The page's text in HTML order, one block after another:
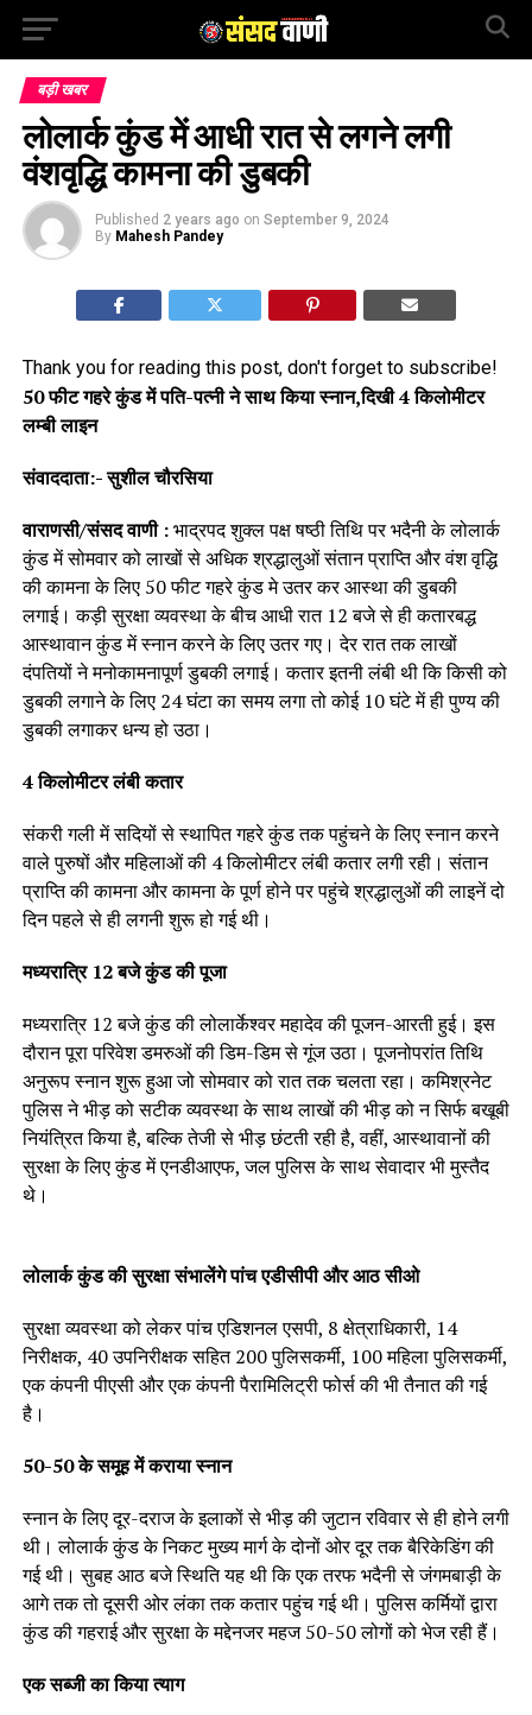
बड़ी खबर
लोलार्क कुंड में आधी रात से लगने लगी
वंशवृद्धि कामना की डुबकी
Published 2 years ago on September 9, 2024
By Mahesh Pandey
Thank you for reading this post, don't forget to subscribe!
50 फीट गहरे कुंड में पति-पत्नी ने साथ किया स्नान,दिखी 4 किलोमीटर
लम्बी लाइन
संवाददाता:- सुशील चौरसिया
वाराणसी/संसद वाणी :भाद्रपद शुक्ल पक्ष षष्ठी तिथि पर भदैनी के लोलार्क
कुंड में सोमवार को लाखों से अधिक श्रद्धालुओं संतान प्राप्ति और वंश वृद्धि
की कामना के लिए 50 फीट गहरे कुंड मे उतर कर आस्था की डुबकी
लगाई। कड़ी सुरक्षा व्यवस्था के बीच आधी रात 12 बजे से ही कतारबद्ध
आस्थावान कुंड में स्नान करने के लिए उतर गए। देर रात तक लाखों
दंपतियों ने मनोकामनापूर्ण डुबकी लगाई। कतार इतनी लंबी थी कि किसी को
डुबकी लगाने के लिए 24 घंटा का समय लगा तो कोई 10 घंटे में ही पुण्य की
डुबकी लगाकर धन्य हो उठा।
4 किलोमीटर लंबी कतार
संकरी गली में सदियों से स्थापित गहरे कुंड तक पहुंचने के लिए स्नान करने
वाले पुरुषों और महिलाओं की 4 किलोमीटर लंबी कतार लगी रही। संतान
प्राप्ति की कामना और कामना के पूर्ण होने पर पहुंचे श्रद्धालुओं की लाइनें दो
दिन पहले से ही लगनी शुरू हो गई थी।
मध्यरात्रि 12 बजे कुंड की पूजा
मध्यरात्रि 12 बजे कुंड की लोलार्केश्वर महादेव की पूजन-आरती हुई। इस
दौरान पूरा परिवेश डमरुओं की डिम-डिम से गूंज उठा। पूजनोपरांत तिथि
अनुरूप स्नान शुरू हुआ जो सोमवार को रात तक चलता रहा। कमिश्रनेट
पुलिस ने भीड़ को सटीक व्यवस्था के साथ लाखों की भीड़ को न सिर्फ बखूबी
नियंत्रित किया है, बल्कि तेजी से भीड़ छंटती रही है, वहीं, आस्थावानों की
सुरक्षा के लिए कुंड में एनडीआएफ, जल पुलिस के साथ सेवादार भी मुस्तैद
थे।
लोलार्क कुंड की सुरक्षा संभालेंगे पांच एडीसीपी और आठ सीओ
सुरक्षा व्यवस्था को लेकर पांच एडिशनल एसपी, 8 क्षेत्राधिकारी, 14
निरीक्षक, 40 उपनिरीक्षक सहित 200 पुलिसकर्मी, 100 महिला पुलिसकर्मी,
एक कंपनी पीएसी और एक कंपनी पैरामिलिट्री फोर्स की भी तैनात की गई
है।
50-50 के समूह में कराया स्नान
स्नान के लिए दूर-दराज के इलाकों से भीड़ की जुटान रविवार से ही होने लगी
थी। लोलार्क कुंड के निकट मुख्य मार्ग के दोनों ओर दूर तक बैरिकेडिंग की
गई थी। सुबह आठ बजे स्थिति यह थी कि एक तरफ भदैनी से जंगमबाड़ी के
आगे तक तो दूसरी ओर लंका तक कतार पहुंच गई थी। पुलिस कर्मियों द्वारा
कुंड की गहराई और सुरक्षा के मद्देनजर महज 50-50 लोगों को भेज रही हैं।
एक सब्जी का किया त्याग